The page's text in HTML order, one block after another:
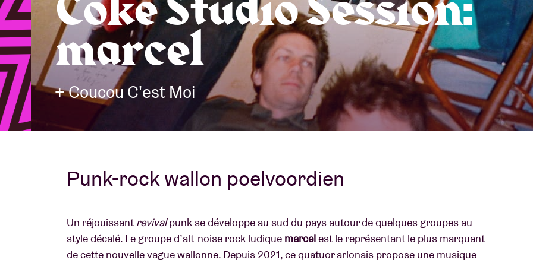
Infos visiteurs
AB ❤ you
À propos de
Contact
marcel
+ Coucou C'est Moi
Punk-rock wallon poelvoordien
Un réjouissant revivalpunk se développe au sud du pays autour de quelques groupes au
style décalé. Le groupe d’alt-noise rock ludique marcelest le représentant le plus marquant
de cette nouvelle vague wallonne. Depuis 2021, ce quatuor arlonais propose une musique